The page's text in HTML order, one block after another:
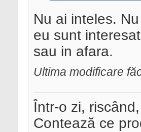
Nu ai inteles.
eu sunt
sau in afara.
Ultima modificare
Într-o zi,
Contează ce